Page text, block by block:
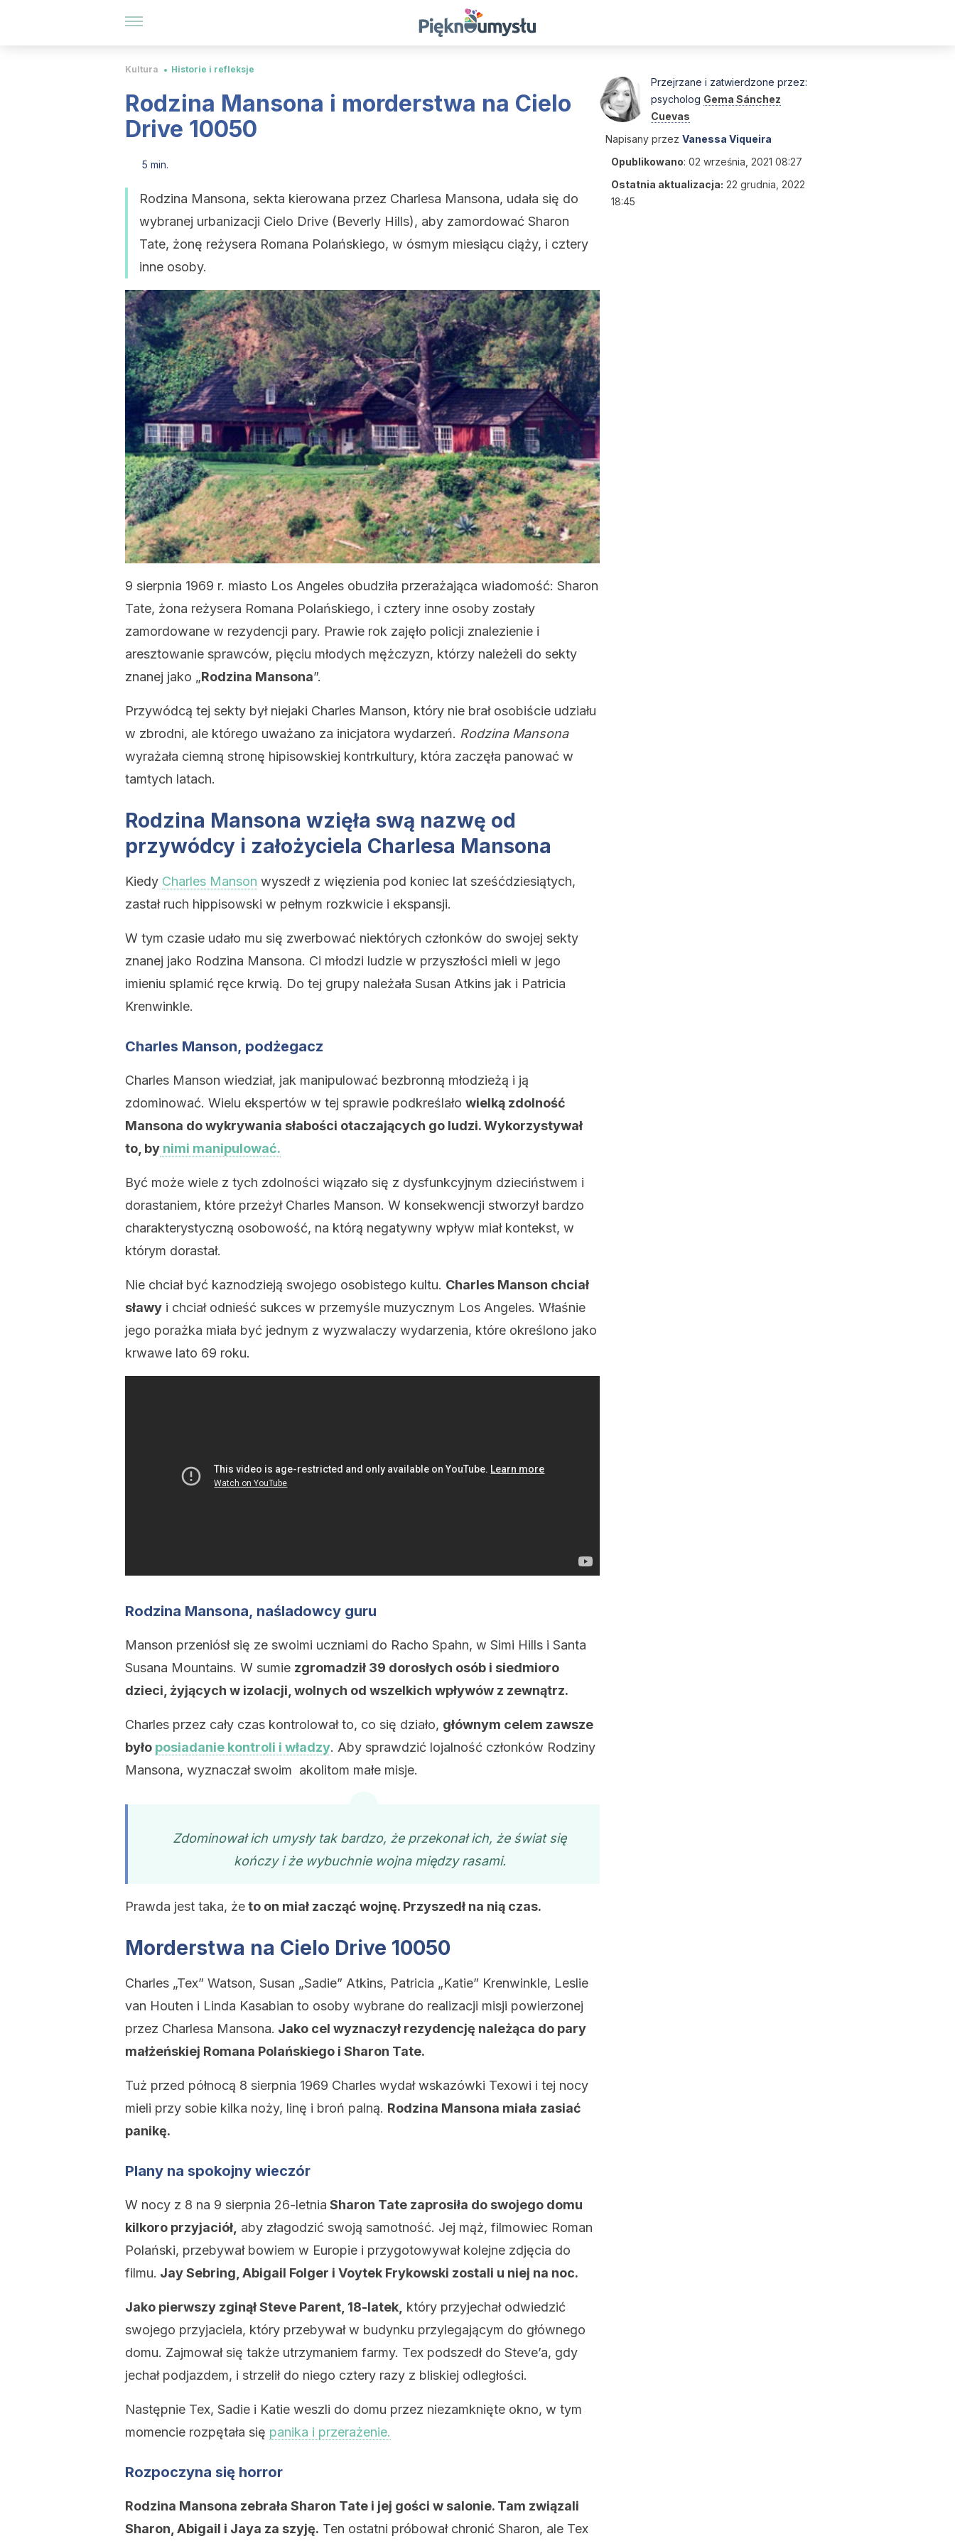
Kultura Historie i refleksje
Rodzina Mansona i morderstwa na Cielo
Drive 10050
5 min.
Rodzina Mansona, sekta kierowana przez Charlesa Mansona, udała się do
wybranej urbanizacji Cielo Drive (Beverly Hills), aby zamordować Sharon
Tate, żonę reżysera Romana Polańskiego, w ósmym miesiącu ciąży, i cztery
inne osoby.
9 sierpnia 1969 r. miasto Los Angeles obudziła przerażająca wiadomość: Sharon
Tate, żona reżysera Romana Polańskiego, i cztery inne osoby zostały
zamordowane w rezydencji pary. Prawie rok zajęło policji znalezienie i
aresztowanie sprawców, pięciu młodych mężczyzn, którzy należeli do sekty
znanej jako „Rodzina Mansona”.
Przywódcą tej sekty był niejaki Charles Manson, który nie brał osobiście udziału
w zbrodni, ale którego uważano za inicjatora wydarzeń. Rodzina Mansona
wyrażała ciemną stronę hipisowskiej kontrkultury, która zaczęła panować w
tamtych latach.
Rodzina Mansona wzięła swą nazwę od
przywódcy i założyciela Charlesa Mansona
Kiedy Charles Manson wyszedł z więzienia pod koniec lat sześćdziesiątych,
zastał ruch hippisowski w pełnym rozkwicie i ekspansji.
W tym czasie udało mu się zwerbować niektórych członków do swojej sekty
znanej jako Rodzina Mansona. Ci młodzi ludzie w przyszłości mieli w jego
imieniu splamić ręce krwią. Do tej grupy należała Susan Atkins jak i Patricia
Krenwinkle.
Charles Manson, podżegacz
Charles Manson wiedział, jak manipulować bezbronną młodzieżą i ją
zdominować. Wielu ekspertów w tej sprawie podkreślało wielką zdolność
Mansona do wykrywania słabości otaczających go ludzi. Wykorzystywał
to, by nimi manipulować.
Być może wiele z tych zdolności wiązało się z dysfunkcyjnym dzieciństwem i
dorastaniem, które przeżył Charles Manson. W konsekwencji stworzył bardzo
charakterystyczną osobowość, na którą negatywny wpływ miał kontekst, w
którym dorastał.
Nie chciał być kaznodzieją swojego osobistego kultu. Charles Manson chciał
sławy i chciał odnieść sukces w przemyśle muzycznym Los Angeles. Właśnie
jego porażka miała być jednym z wyzwalaczy wydarzenia, które określono jako
krwawe lato 69 roku.
Rodzina Mansona, naśladowcy guru
Manson przeniósł się ze swoimi uczniami do Racho Spahn, w Simi Hills i Santa
Susana Mountains. W sumie zgromadził 39 dorosłych osób i siedmioro
dzieci, żyjących w izolacji, wolnych od wszelkich wpływów z zewnątrz.
Charles przez cały czas kontrolował to, co się działo, głównym celem zawsze
było posiadanie kontroli i władzy. Aby sprawdzić lojalność członków Rodziny
Mansona, wyznaczał swoim akolitom małe misje.
Zdominował ich umysły tak bardzo, że przekonał ich, że świat się
kończy i że wybuchnie wojna między rasami.
Prawda jest taka, że​​to on miał zacząć wojnę. Przyszedł na nią czas.
Morderstwa na Cielo Drive 10050
Charles „Tex” Watson, Susan „Sadie” Atkins, Patricia „Katie” Krenwinkle, Leslie
van Houten i Linda Kasabian to osoby wybrane do realizacji misji powierzonej
przez Charlesa Mansona. Jako cel wyznaczył rezydencję należąca do pary
małżeńskiej Romana Polańskiego i Sharon Tate.
Tuż przed północą 8 sierpnia 1969 Charles wydał wskazówki Texowi i tej nocy
mieli przy sobie kilka noży, linę i broń palną. Rodzina Mansona miała zasiać
panikę.
Plany na spokojny wieczór
W nocy z 8 na 9 sierpnia 26-letnia Sharon Tate zaprosiła do swojego domu
kilkoro przyjaciół, aby złagodzić swoją samotność. Jej mąż, filmowiec Roman
Polański, przebywał bowiem w Europie i przygotowywał kolejne zdjęcia do
filmu. Jay Sebring, Abigail Folger i Voytek Frykowski zostali u niej na noc.
Jako pierwszy zginął Steve Parent, 18-latek, który przyjechał odwiedzić
swojego przyjaciela, który przebywał w budynku przylegającym do głównego
domu. Zajmował się także utrzymaniem farmy. Tex podszedł do Steve’a, gdy
jechał podjazdem, i strzelił do niego cztery razy z bliskiej odległości.
Następnie Tex, Sadie i Katie weszli do domu przez niezamknięte okno, w tym
momencie rozpętała się panika i przerażenie.
Rozpoczyna się horror
Rodzina Mansona zebrała Sharon Tate i jej gości w salonie. Tam związali
Sharon, Abigail i Jaya za szyję. Ten ostatni próbował chronić Sharon, ale Tex
Przejrzane i zatwierdzone przez:
psycholog Gema Sánchez
Cuevas
Napisany przez Vanessa Viqueira
Opublikowano: 02 września, 2021 08:27
Ostatnia aktualizacja: 22 grudnia, 2022
18:45